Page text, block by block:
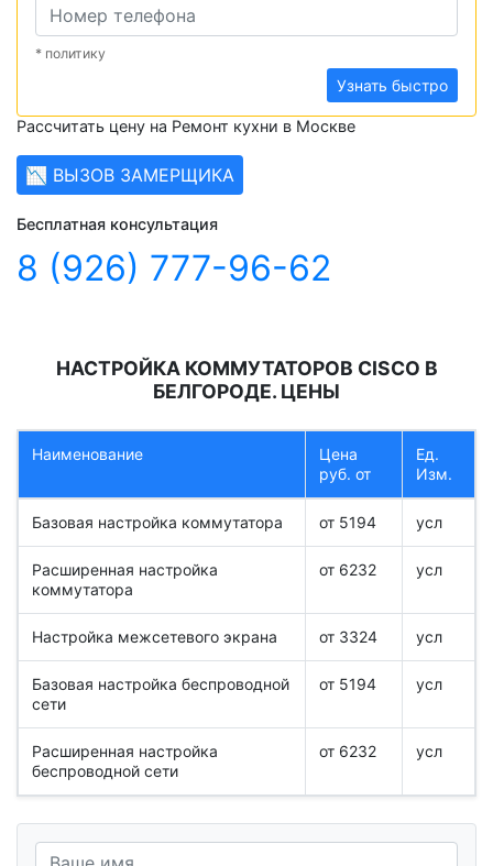
* политику
Узнать быстро
Рассчитать цену на Ремонт кухни в Москве
📉 ВЫЗОВ ЗАМЕРЩИКА
Бесплатная консультация
8 (926) 777-96-62
НАСТРОЙКА КОММУТАТОРОВ CISCO В
БЕЛГОРОДЕ. ЦЕНЫ
Наименование
Цена
руб. от
Ед.
Изм.
Базовая настройка коммутатора от 5194 усл
Расширенная настройка
коммутатора
от 6232 усл
Настройка межсетевого экрана от 3324 усл
Базовая настройка беспроводной
сети
от 5194 усл
Расширенная настройка
беспроводной сети
от 6232 усл